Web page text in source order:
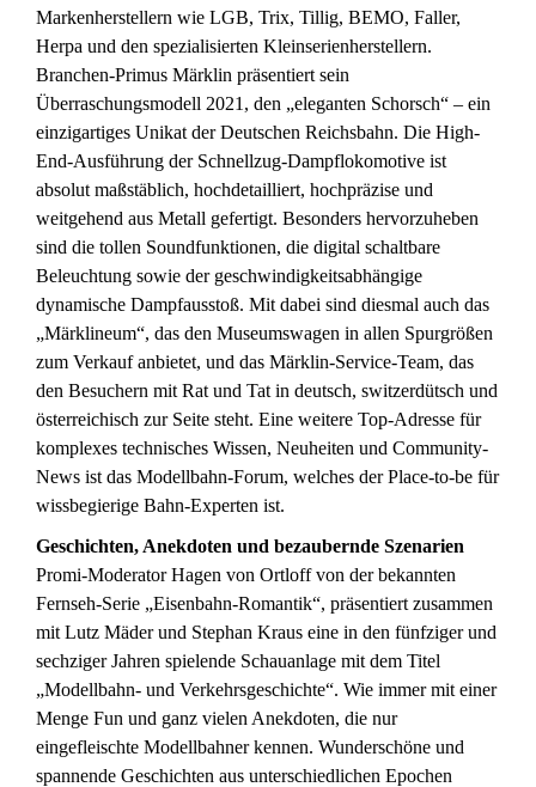
Markenherstellern wie LGB, Trix, Tillig, BEMO, Faller,
Herpa und den spezialisierten Kleinserienherstellern.
Branchen-Primus Märklin präsentiert sein
Überraschungsmodell 2021, den „eleganten Schorsch“ – ein
einzigartiges Unikat der Deutschen Reichsbahn. Die High-
End-Ausführung der Schnellzug-Dampflokomotive ist
absolut maßstäblich, hochdetailliert, hochpräzise und
weitgehend aus Metall gefertigt. Besonders hervorzuheben
sind die tollen Soundfunktionen, die digital schaltbare
Beleuchtung sowie der geschwindigkeitsabhängige
dynamische Dampfausstoß. Mit dabei sind diesmal auch das
„Märklineum“, das den Museumswagen in allen Spurgrößen
zum Verkauf anbietet, und das Märklin-Service-Team, das
den Besuchern mit Rat und Tat in deutsch, switzerdütsch und
österreichisch zur Seite steht. Eine weitere Top-Adresse für
komplexes technisches Wissen, Neuheiten und Community-
News ist das Modellbahn-Forum, welches der Place-to-be für
wissbegierige Bahn-Experten ist.
Geschichten, Anekdoten und bezaubernde Szenarien
Promi-Moderator Hagen von Ortloff von der bekannten
Fernseh-Serie „Eisenbahn-Romantik“, präsentiert zusammen
mit Lutz Mäder und Stephan Kraus eine in den fünfziger und
sechziger Jahren spielende Schauanlage mit dem Titel
„Modellbahn- und Verkehrsgeschichte“. Wie immer mit einer
Menge Fun und ganz vielen Anekdoten, die nur
eingefleischte Modellbahner kennen. Wunderschöne und
spannende Geschichten aus unterschiedlichen Epochen